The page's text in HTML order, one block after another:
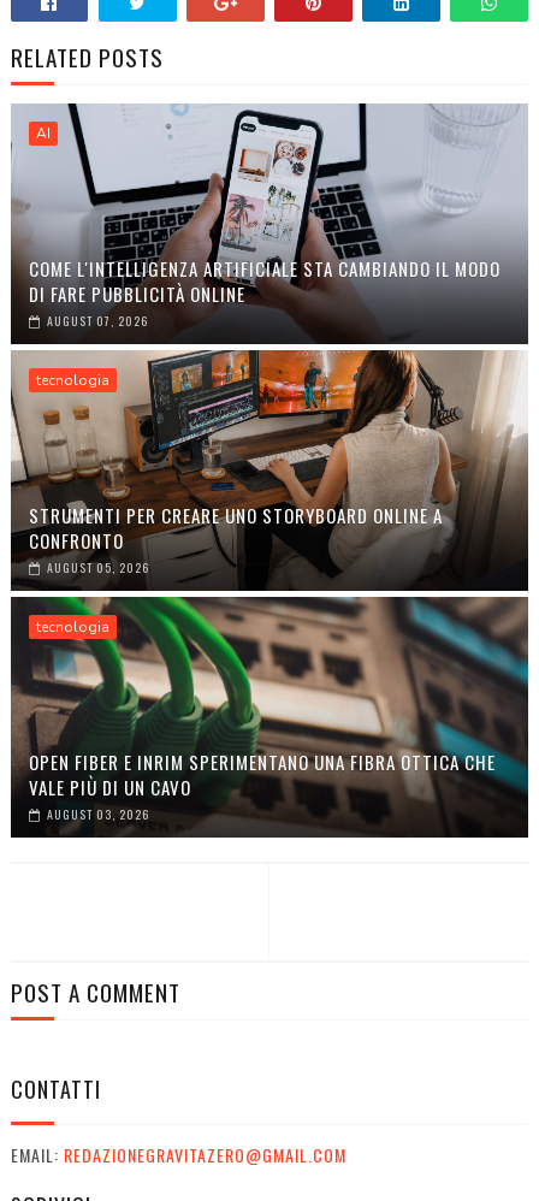
RELATED POSTS
AI
COME L'INTELLIGENZA ARTIFICIALE STA CAMBIANDO IL MODO
DI FARE PUBBLICITÀ ONLINE
AUGUST 07, 2026
tecnologia
STRUMENTI PER CREARE UNO STORYBOARD ONLINE A
CONFRONTO
AUGUST 05, 2026
tecnologia
OPEN FIBER E INRIM SPERIMENTANO UNA FIBRA OTTICA CHE
VALE PIÙ DI UN CAVO
AUGUST 03, 2026
POST A COMMENT
CONTATTI
EMAIL: REDAZIONEGRAVITAZERO@GMAIL.COM